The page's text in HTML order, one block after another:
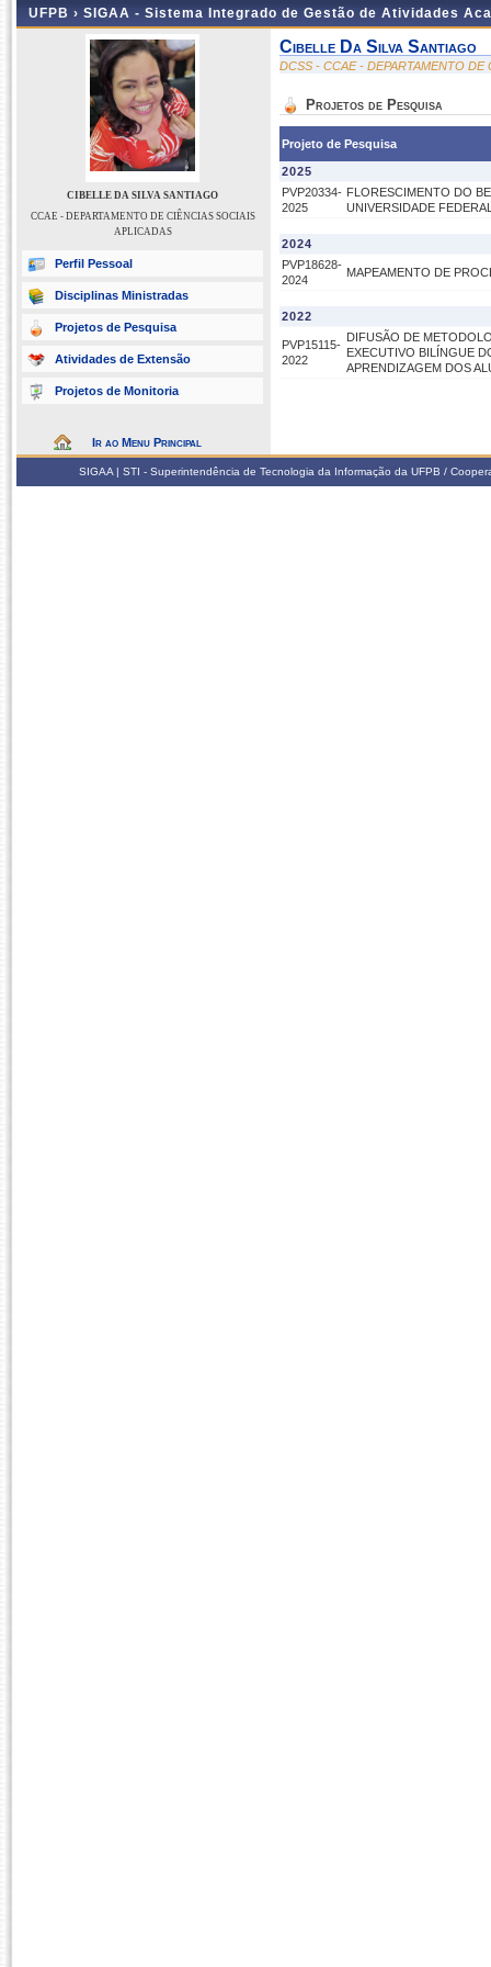
UFPB › SIGAA - Sistema Integrado de Gestão de Atividades
CIBELLE DA SILVA SANTIAGO
CCAE - DEPARTAMENTO DE CIÊNCIAS SOCIAIS
APLICADAS
Perfil Pessoal
Disciplinas Ministradas
Projetos de Pesquisa
Atividades de Extensão
Projetos de Monitoria
Ir ao Menu Principal
Cibelle Da Silva Santiago
DCSS - CCAE - DEPARTAMENTO DE
Projetos de Pesquisa
Projeto de Pesquisa
2025
PVP20334-
2025
FLORESCIMENTO DO
UNIVERSIDADE
2024
PVP18628-
2024
MAPEAMENTO DE
2022
PVP15115-
2022
DIFUSÃO DE
EXECUTIVO BILÍNGUE
APRENDIZAGEM DOS
SIGAA | STI - Superintendência de Tecnologia da Informação da UFPB /